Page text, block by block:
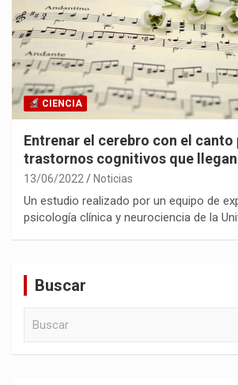
CIENCIA
Entrenar el cerebro con el
trastornos cognitivos que
13/06/2022 Noticias
Un estudio realizado por un equipo de
psicología clínica y neurociencia de la
Buscar